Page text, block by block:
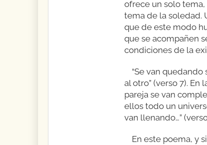
ofrece un solo
tema de la soledad.
que de este modo
que se acompañen
condiciones de la
“Se van quedando
al otro” (verso 7).
pareja se van
ellos todo un
van llenando…”
En este poema, y